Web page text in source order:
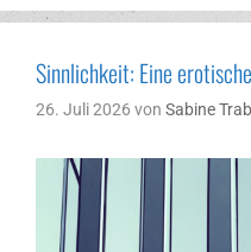
Sinnlichkeit: Eine
26. Juli 2026 von Sabine